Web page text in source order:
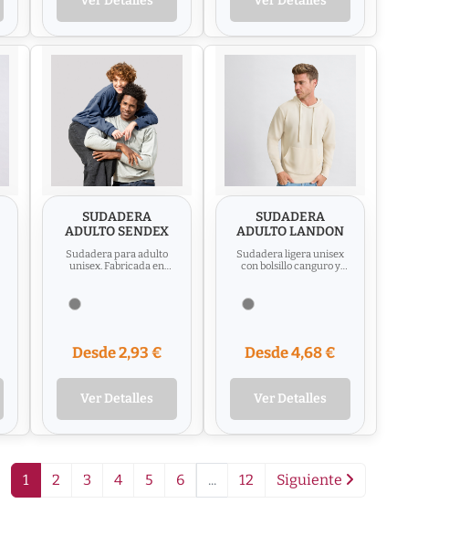
SUDADERA
ADULTO SENDEX
Sudadera para adulto
unisex. Fabricada en
orgánico peinado y...
Desde 2,93 €
Ver Detalles
SUDADERA
ADULTO LANDON
Sudadera ligera unisex
con bolsillo canguro y
Desde 4,68 €
Ver Detalles
1 2 3 4 5 6 ... 12 Siguiente